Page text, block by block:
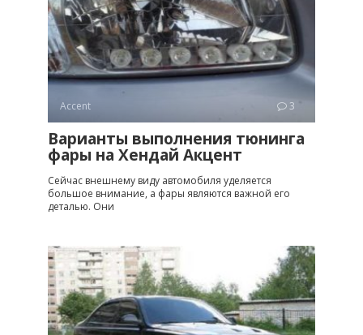
Accent 3
Варианты выполнения тюнинга
фары на Хендай Акцент
Сейчас внешнему виду автомобиля уделяется
большое внимание, а фары являются важной его
деталью. Они